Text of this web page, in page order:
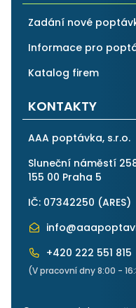
Zadání nové
Informace pro
Katalog firem
KONTAKTY
AAA poptávka, s.r.o.
Sluneční náměstí
155 00 Praha 5
IČ: 07342250 (ARES)
+420 222 551 815
(V pracovní dny 8:00 -